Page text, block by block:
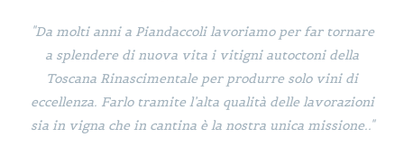
"Da molti anni a Piandaccoli lavoriamo per far tornare
a splendere di nuova vita i vitigni autoctoni della
Toscana Rinascimentale per produrre solo vini di
eccellenza. Farlo tramite l’alta qualità delle lavorazioni
sia in vigna che in cantina è la nostra unica missione.."